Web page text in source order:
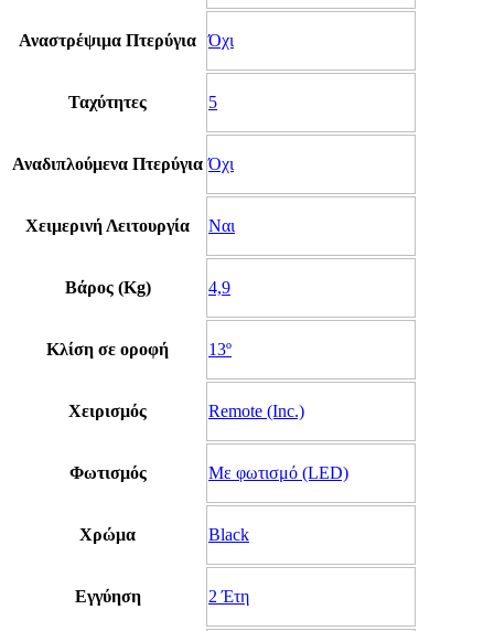
Αναστρέψιμα Πτερύγια Όχι
Ταχύτητες 5
Αναδιπλούμενα Πτερύγια Όχι
Χειμερινή Λειτουργία Ναι
Βάρος (Kg) 4,9
Κλίση σε οροφή 13º
Χειρισμός Remote (Inc.)
Φωτισμός Με φωτισμό (LED)
Χρώμα Black
Εγγύηση 2 Έτη